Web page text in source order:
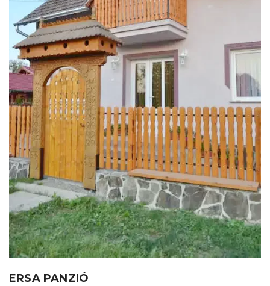
ERSA PANZIÓ